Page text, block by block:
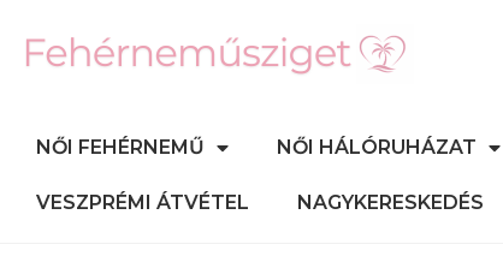
NŐI FEHÉRNEMŰ NŐI HÁLÓRUHÁZAT
VESZPRÉMI ÁTVÉTEL NAGYKERESKEDÉS